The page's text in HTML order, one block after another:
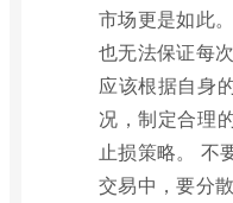
市场更是如此
也无法保证每
应该根据自身
况，制定合理
止损策略。 不
交易中，要分